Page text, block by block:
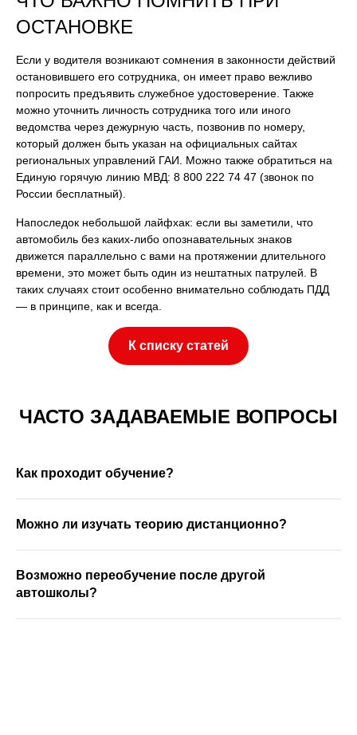
ОСТАНОВКЕ
Если у водителя возникают сомнения в законности действий
остановившего его сотрудника, он имеет право вежливо
попросить предъявить служебное удостоверение. Также
можно уточнить личность сотрудника того или иного
ведомства через дежурную часть, позвонив по номеру,
который должен быть указан на официальных сайтах
региональных управлений ГАИ. Можно также обратиться на
Единую горячую линию МВД: 8 800 222 74 47 (звонок по
России бесплатный).
Напоследок небольшой лайфхак: если вы заметили, что
автомобиль без каких-либо опознавательных знаков
движется параллельно с вами на протяжении длительного
времени, это может быть один из нештатных патрулей. В
таких случаях стоит особенно внимательно соблюдать ПДД
— в принципе, как и всегда.
К списку статей
ЧАСТО ЗАДАВАЕМЫЕ ВОПРОСЫ
Как проходит обучение?
Можно ли изучать теорию дистанционно?
Возможно переобучение после другой
автошколы?